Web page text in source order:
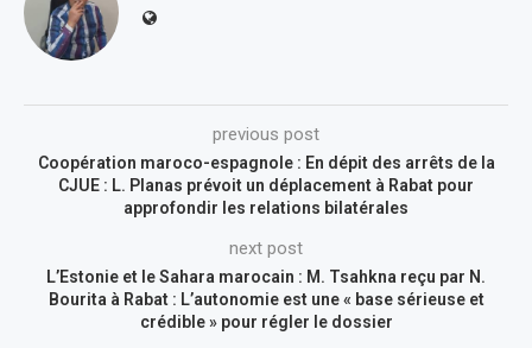
previous post
Coopération maroco-espagnole : En dépit des arrêts de la
CJUE : L. Planas prévoit un déplacement à Rabat pour
approfondir les relations bilatérales
next post
L’Estonie et le Sahara marocain : M. Tsahkna reçu par N.
Bourita à Rabat : L’autonomie est une « base sérieuse et
crédible » pour régler le dossier